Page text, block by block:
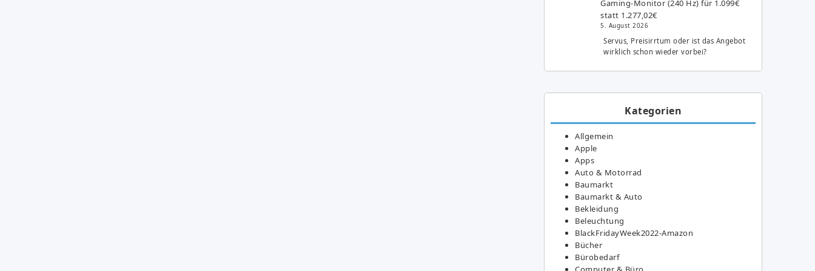
Gaming-Monitor (240 Hz) für 1.099€
statt 1.277,02€
5. August 2026
Servus, Preisirrtum oder ist das Angebot
wirklich schon wieder vorbei?
Kategorien
Allgemein
Apple
Apps
Auto & Motorrad
Baumarkt
Baumarkt & Auto
Bekleidung
Beleuchtung
BlackFridayWeek2022-Amazon
Bücher
Bürobedarf